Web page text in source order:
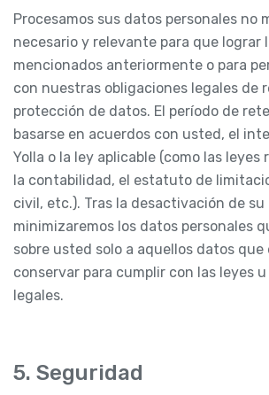
Procesamos sus datos personales no
necesario y relevante para que lograr
mencionados anteriormente o para
con nuestras obligaciones legales de
protección de datos. El período de
basarse en acuerdos con usted, el
Yolla o la ley aplicable (como las leyes
la contabilidad, el estatuto de
civil, etc.). Tras la desactivación de
minimizaremos los datos personales
sobre usted solo a aquellos datos que
conservar para cumplir con las leyes
legales.
5. Seguridad